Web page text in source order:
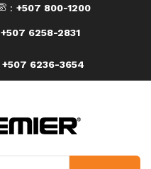
: +507 800-1200
+507 6258-2831
+507 6236-3654